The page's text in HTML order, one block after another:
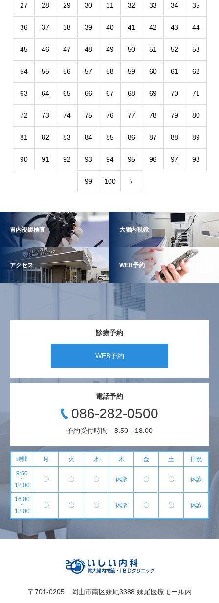
27 28 29 30 31 32 33 34 35
36 37 38 39 40 41 42 43 44
45 46 47 48 49 50 51 52 53
54 55 56 57 58 59 60 61 62
63 64 65 66 67 68 69 70 71
72 73 74 75 76 77 78 79 80
81 82 83 84 85 86 87 88 89
90 91 92 93 94 95 96 97 98
99 100
胃内視鏡検査 大腸内視鏡
アクセス WEB予約
診療予約
WEB予約
電話予約
086-282-0500
予約受付時間 8:50～18:00
時間 月 火 水 木 金 土 日祝
8:50
~
12:00
〇 〇 〇 休診 〇 〇 休診
16:00
~
18:00
〇 〇 〇 休診 〇 〇 休診
〒701-0205 岡山市南区妹尾3388 妹尾医療モール内